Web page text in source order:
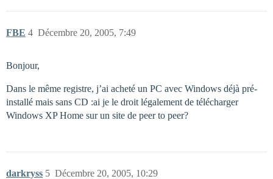
FBE Décembre 20, 2005, 7:49
4
Bonjour,
Dans le même registre, j’ai acheté un PC avec Windows déjà pré-
installé mais sans CD :ai je le droit légalement de télécharger
Windows XP Home sur un site de peer to peer?
darkryss Décembre 20, 2005, 10:29
5